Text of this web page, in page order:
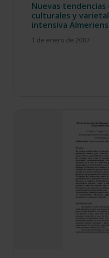
Nuevas tendencias
culturales y
intensiva
1 de enero de 2007